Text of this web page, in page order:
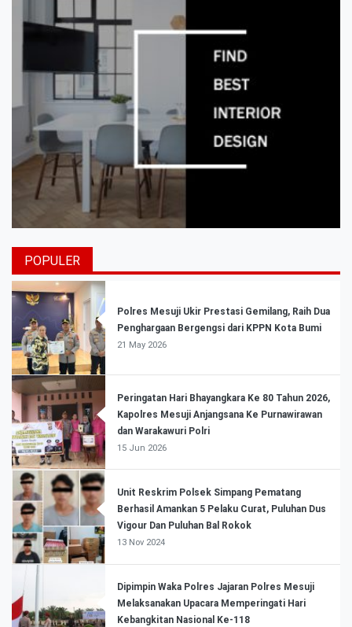
POPULER
Polres Mesuji Ukir Prestasi Gemilang, Raih Dua
Penghargaan Bergengsi dari KPPN Kota Bumi
21 May 2026
Peringatan Hari Bhayangkara Ke 80 Tahun 2026,
Kapolres Mesuji Anjangsana Ke Purnawirawan
dan Warakawuri Polri
15 Jun 2026
Unit Reskrim Polsek Simpang Pematang
Berhasil Amankan 5 Pelaku Curat, Puluhan Dus
Vigour Dan Puluhan Bal Rokok
13 Nov 2024
Dipimpin Waka Polres Jajaran Polres Mesuji
Melaksanakan Upacara Memperingati Hari
Kebangkitan Nasional Ke-118